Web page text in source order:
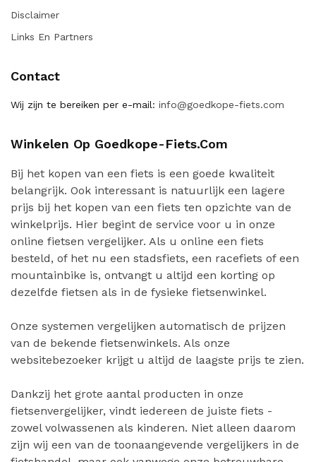
Disclaimer
Links En Partners
Contact
Wij zijn te bereiken per e-mail: info@goedkope-fiets.com
Winkelen Op Goedkope-Fiets.com
Bij het kopen van een fiets is een goede kwaliteit
belangrijk. Ook interessant is natuurlijk een lagere
prijs bij het kopen van een fiets ten opzichte van de
winkelprijs. Hier begint de service voor u in onze
online fietsen vergelijker. Als u online een fiets
besteld, of het nu een stadsfiets, een racefiets of een
mountainbike is, ontvangt u altijd een korting op
dezelfde fietsen als in de fysieke fietsenwinkel.
Onze systemen vergelijken automatisch de prijzen
van de bekende fietsenwinkels. Als onze
websitebezoeker krijgt u altijd de laagste prijs te zien.
Dankzij het grote aantal producten in onze
fietsenvergelijker, vindt iedereen de juiste fiets -
zowel volwassenen als kinderen. Niet alleen daarom
zijn wij een van de toonaangevende vergelijkers in de